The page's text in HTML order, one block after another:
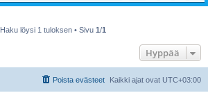
Haku löysi 1 tuloksen • Sivu 1/1
Hyppää
Kaikki ajat ovat UTC+03:00
Poista evästeet